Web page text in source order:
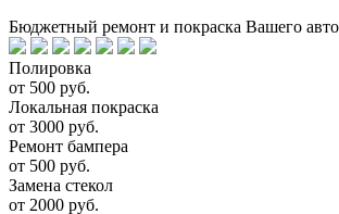
Бюджетный ремонт и покраска Вашего
Полировка
от 500 руб.
Локальная покраска
от 3000 руб.
Ремонт бампера
от 500 руб.
Замена стекол
от 2000 руб.